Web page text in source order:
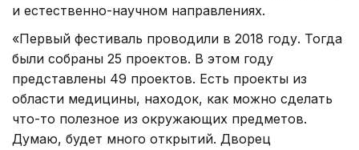
и естественно-научном направлениях.
«Первый фестиваль проводили в 2018 году. Тогда
были собраны 25 проектов. В этом году
представлены 49 проектов. Есть проекты из
области медицины, находок, как можно сделать
что-то полезное из окружающих предметов.
Думаю, будет много открытий. Дворец